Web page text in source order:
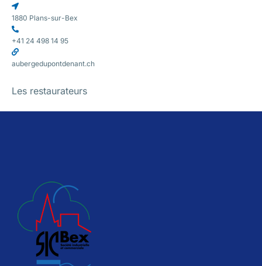
1880 Plans-sur-Bex
+41 24 498 14 95
aubergedupontdenant.ch
Les restaurateurs